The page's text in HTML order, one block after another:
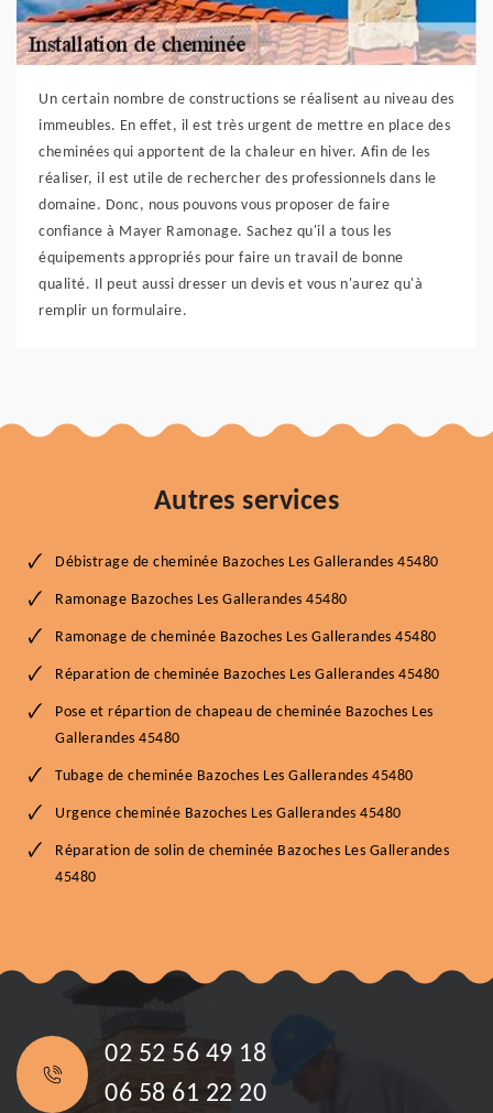
Un certain nombre de constructions se réalisent au niveau des
immeubles. En effet, il est très urgent de mettre en place des
cheminées qui apportent de la chaleur en hiver. Afin de les
réaliser, il est utile de rechercher des professionnels dans le
domaine. Donc, nous pouvons vous proposer de faire
confiance à Mayer Ramonage. Sachez qu'il a tous les
équipements appropriés pour faire un travail de bonne
qualité. Il peut aussi dresser un devis et vous n'aurez qu'à
remplir un formulaire.
Autres services
Débistrage de cheminée Bazoches Les Gallerandes 45480
Ramonage Bazoches Les Gallerandes 45480
Ramonage de cheminée Bazoches Les Gallerandes 45480
Réparation de cheminée Bazoches Les Gallerandes 45480
Pose et répartion de chapeau de cheminée Bazoches Les
Gallerandes 45480
Tubage de cheminée Bazoches Les Gallerandes 45480
Urgence cheminée Bazoches Les Gallerandes 45480
Réparation de solin de cheminée Bazoches Les Gallerandes
45480
02 52 56 49 18
06 58 61 22 20